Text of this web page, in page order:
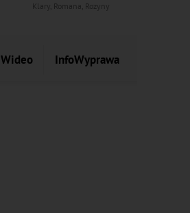
Klary, Romana, Rozyny
Wideo InfoWyprawa